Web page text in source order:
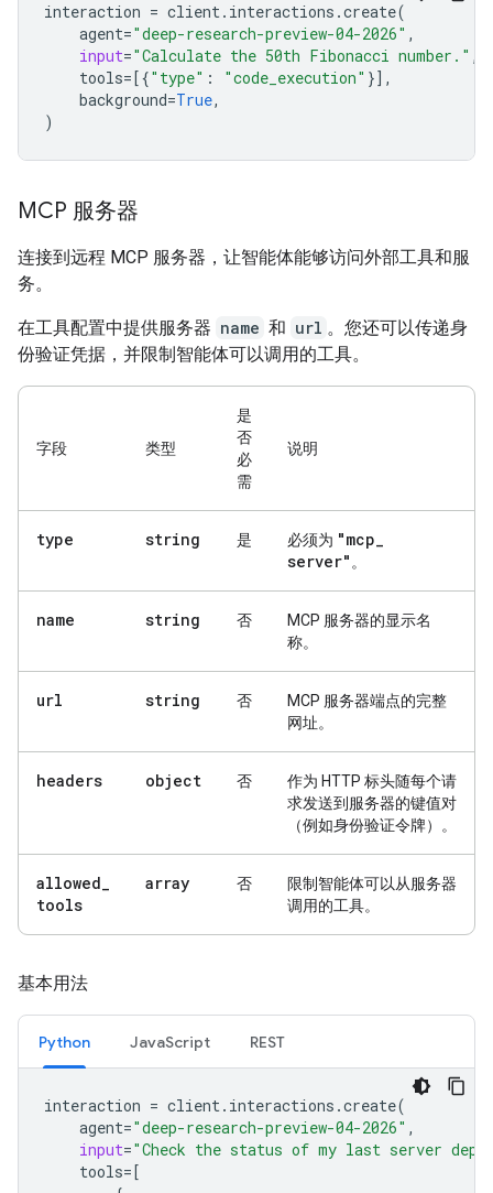
interaction = client. interactions .create(
agent="deep-research-preview-04-2026" ,
input="Calculate the 50th Fibonacci number." ,
tools=[{"type" : "code_execution" }],
background=True,
)
MCP 服务器
连接到远程 MCP 服务器，让智能体能够访问外部工具和服
务。
在工具配置中提供服务器 name 和 url 。您还可以传递身
份验证凭据，并限制智能体可以调用的工具。
字段 类型
是
否
必
需
说明
type string 是 必须为 "mcp_
server" 。
name string 否
MCP 服务器的显示名
称。
url string 否
MCP 服务器端点的完整
网址。
headers object 否
作为 HTTP 标头随每个请
求发送到服务器的键值对
（例如身份验证令牌）。
allowed_
tools
array 否
限制智能体可以从服务器
调用的工具。
基本用法
Python JavaScript REST
interaction = client. interactions .create(
agent="deep-research-preview-04-2026" ,
input="Check the status of my last server
tools=[